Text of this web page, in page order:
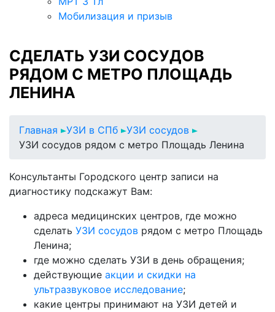
Мобилизация и призыв
СДЕЛАТЬ УЗИ СОСУДОВ
РЯДОМ С МЕТРО ПЛОЩАДЬ
ЛЕНИНА
Главная УЗИ в СПб
УЗИ сосудов
УЗИ сосудов рядом с метро Площадь Ленина
Консультанты Городского центр записи на
диагностику подскажут Вам:
адреса медицинских центров, где можно
сделать УЗИ сосудов рядом с метро Площадь
Ленина;
где можно сделать УЗИ в день обращения;
действующие акции и скидки на
ультразвуковое исследование;
какие центры принимают на УЗИ детей и